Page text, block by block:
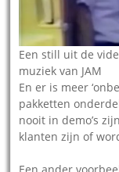
Een still uit de
muziek van JAM
En er is meer
pakketten
nooit in demo’s
klanten zijn of